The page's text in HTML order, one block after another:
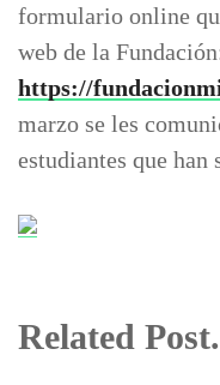
formulario online
web de la
https://
marzo se les
estudiantes que han
Related Post.